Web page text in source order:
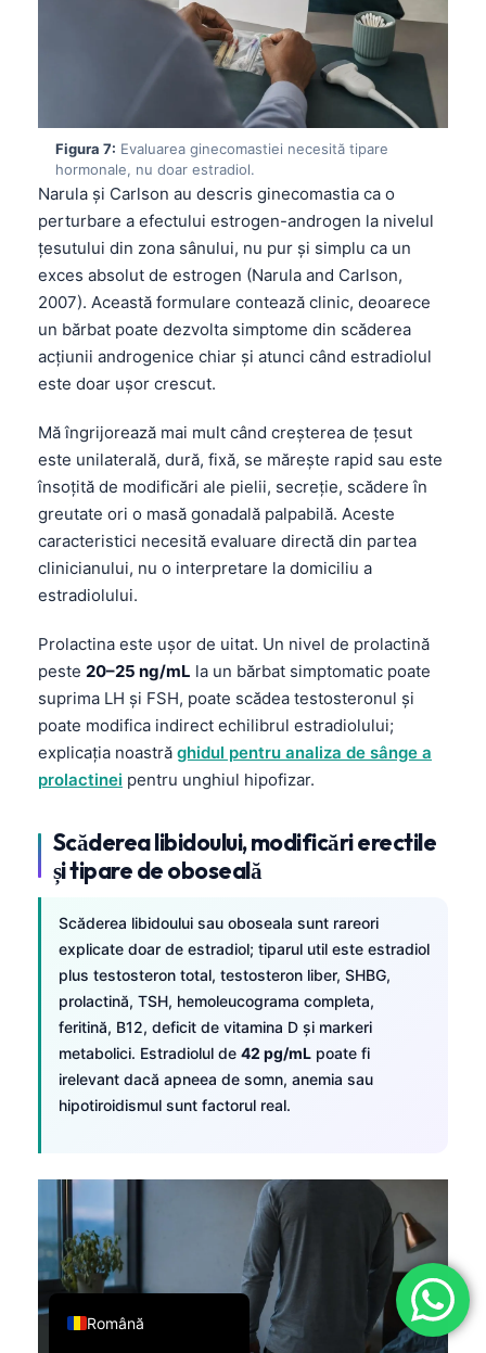
Figura 7: Evaluarea ginecomastiei necesită tipare
hormonale, nu doar estradiol.
Narula și Carlson au descris ginecomastia ca o
perturbare a efectului estrogen-androgen la nivelul
țesutului din zona sânului, nu pur și simplu ca un
exces absolut de estrogen (Narula and Carlson,
2007). Această formulare contează clinic, deoarece
un bărbat poate dezvolta simptome din scăderea
acțiunii androgenice chiar și atunci când estradiolul
este doar ușor crescut.
Mă îngrijorează mai mult când creșterea de țesut
este unilaterală, dură, fixă, se mărește rapid sau este
însoțită de modificări ale pielii, secreție, scădere în
greutate ori o masă gonadală palpabilă. Aceste
caracteristici necesită evaluare directă din partea
clinicianului, nu o interpretare la domiciliu a
estradiolului.
Prolactina este ușor de uitat. Un nivel de prolactină
peste 20–25 ng/mL la un bărbat simptomatic poate
suprima LH și FSH, poate scădea testosteronul și
poate modifica indirect echilibrul estradiolului;
explicația noastră ghidul pentru analiza de sânge a
prolactinei pentru unghiul hipofizar.
Scăderea libidoului, modificări erectile
și tipare de oboseală
Scăderea libidoului sau oboseala sunt rareori
explicate doar de estradiol; tiparul util este estradiol
plus testosteron total, testosteron liber, SHBG,
prolactină, TSH, hemoleucograma completa,
feritină, B12, deficit de vitamina D și markeri
metabolici. Estradiolul de 42 pg/mL poate fi
irelevant dacă apneea de somn, anemia sau
hipotiroidismul sunt factorul real.
Română
English
Deutsch
العربية
Français
Italiano
Español
Português
Ελληνικά
简体中文
Български
Nederlands
हिन्दी
Bahasa Indonesia
Հայերեն
Íslenska
Српски језик
Svenska
Bosanski
Azərbaycan dili
Eesti
日本語
Čeština
ქართული
Русский
Lietuvių kalba
Polski
한국어
Slovenščina
Magyar